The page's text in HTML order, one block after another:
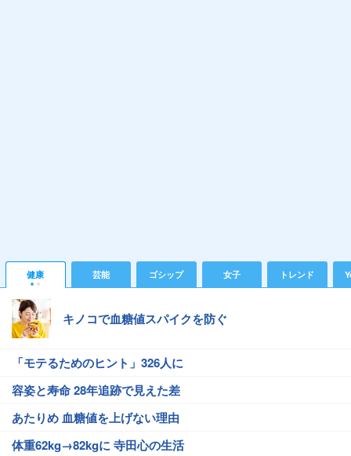
健康 芸能 ゴシップ 女子 トレンド
キノコで血糖値スパイクを防ぐ
「モテるためのヒント」326人に
容姿と寿命 28年追跡で見えた差
あたりめ 血糖値を上げない理由
体重62kg→82kgに 寺田心の生活